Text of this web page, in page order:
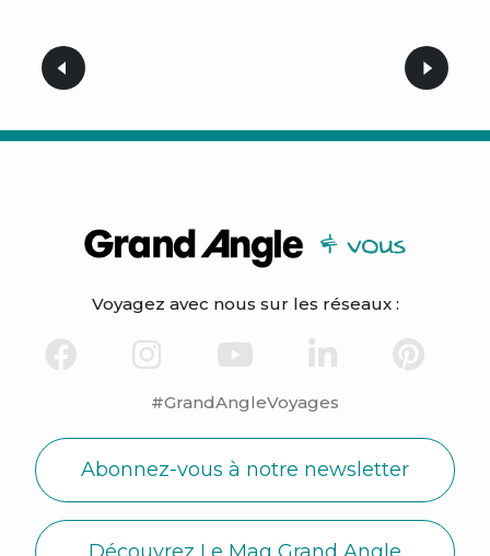
Voyagez avec nous sur les réseaux :
#GrandAngleVoyages
Abonnez-vous à notre newsletter